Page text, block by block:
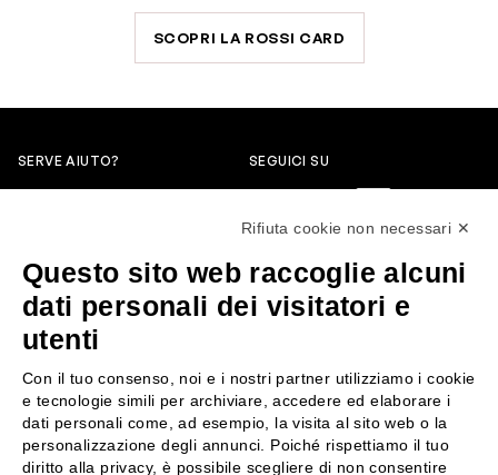
SCOPRI LA ROSSI CARD
SERVE AIUTO?
servizioclienti@rossiprofumi.it
SEGUICI SU
SERVIZIO CLIENTI
Resi e rimborsi
Pagamenti
Spedizione
Chi siamo
Contattaci
Negozi
Rifiuta cookie non necessari ✕
Questo sito web raccoglie alcuni
dati personali dei visitatori e
utenti
Con il tuo consenso, noi e i nostri partner utilizziamo i cookie
e tecnologie simili per archiviare, accedere ed elaborare i
dati personali come, ad esempio, la visita al sito web o la
personalizzazione degli annunci. Poiché rispettiamo il tuo
diritto alla privacy, è possibile scegliere di non consentire